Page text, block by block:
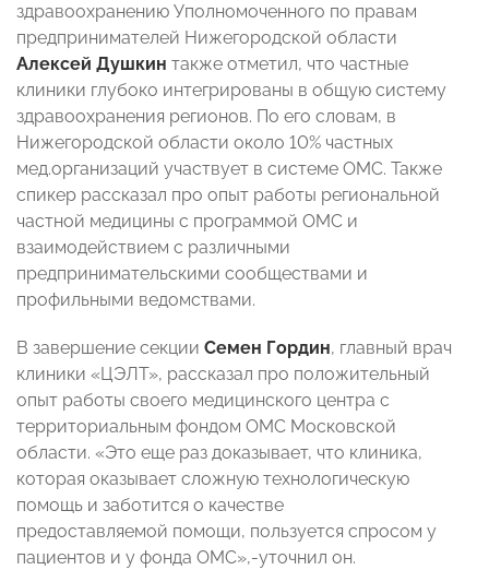
здравоохранению Уполномоченного по правам
предпринимателей Нижегородской области
Алексей Душкин также отметил, что частные
клиники глубоко интегрированы в общую систему
здравоохранения регионов. По его словам, в
Нижегородской области около 10% частных
мед.организаций участвует в системе ОМС. Также
спикер рассказал про опыт работы региональной
частной медицины с программой ОМС и
взаимодействием с различными
предпринимательскими сообществами и
профильными ведомствами.
В завершение секции Семен Гордин, главный врач
клиники «ЦЭЛТ», рассказал про положительный
опыт работы своего медицинского центра с
территориальным фондом ОМС Московской
области. «Это еще раз доказывает, что клиника,
которая оказывает сложную технологическую
помощь и заботится о качестве
предоставляемой помощи, пользуется спросом у
пациентов и у фонда ОМС»,-уточнил он.